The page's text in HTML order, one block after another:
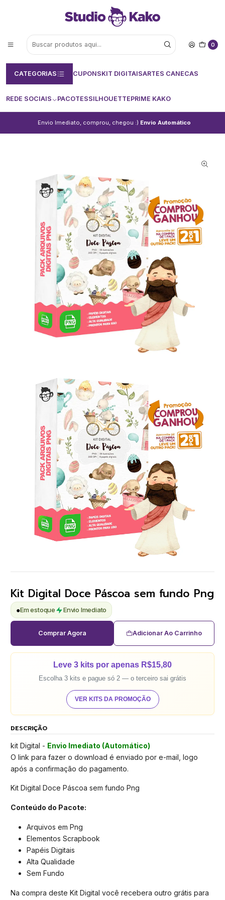
0
CATEGORIAS CUPONSKIT DIGITAISARTES CANECAS
REDE SOCIAIS PACOTESSILHOUETTEPRIME KAKO
Envio Imediato, comprou, chegou :) Envio Automático
Kit Digital Doce Páscoa sem fundo Png
●Em estoque Envio Imediato
Adicionar Ao Carrinho
Comprar Agora
Leve 3 kits por apenas R$15,80
Escolha 3 kits e pague só 2 — o terceiro sai grátis
VER KITS DA PROMOÇÃO
DESCRIÇÃO
kit Digital - Envio Imediato (Automático)
O link para fazer o download é enviado por e-mail, logo
após a confirmação do pagamento.
Kit Digital Doce Páscoa sem fundo Png
Conteúdo do Pacote:
Arquivos em Png
Elementos Scrapbook
Papéis Digitais
Alta Qualidade
Sem Fundo
Na compra deste Kit Digital você recebera outro grátis para